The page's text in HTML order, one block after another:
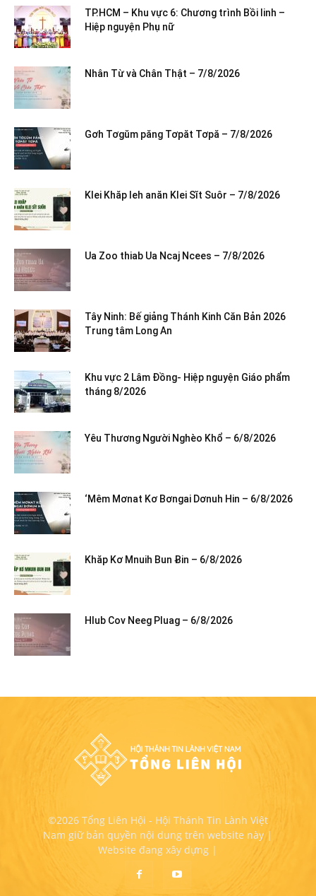
TP.HCM – Khu vực 6: Chương trình Bồi linh –
Hiệp nguyện Phụ nữ
Nhân Từ và Chân Thật – 7/8/2026
Gơh Tơgŭm păng Tơpăt Tơpă – 7/8/2026
Klei Khăp leh anăn Klei Sĭt Suôr – 7/8/2026
Ua Zoo thiab Ua Ncaj Ncees – 7/8/2026
Tây Ninh: Bế giảng Thánh Kinh Căn Bản 2026
Trung tâm Long An
Khu vực 2 Lâm Đồng- Hiệp nguyện Giáo phẩm
tháng 8/2026
Yêu Thương Người Nghèo Khổ – 6/8/2026
‘Mêm Mơnat Kơ Bơngai Dơnuh Hin – 6/8/2026
Khăp Kơ Mnuih Bun Ƀin – 6/8/2026
Hlub Cov Neeg Pluag – 6/8/2026
©2026 Tổng Liên Hội - Hội Thánh Tin Lành Việt
Nam giữ bản quyền nội dung trên website này |
Website đang xây dựng |